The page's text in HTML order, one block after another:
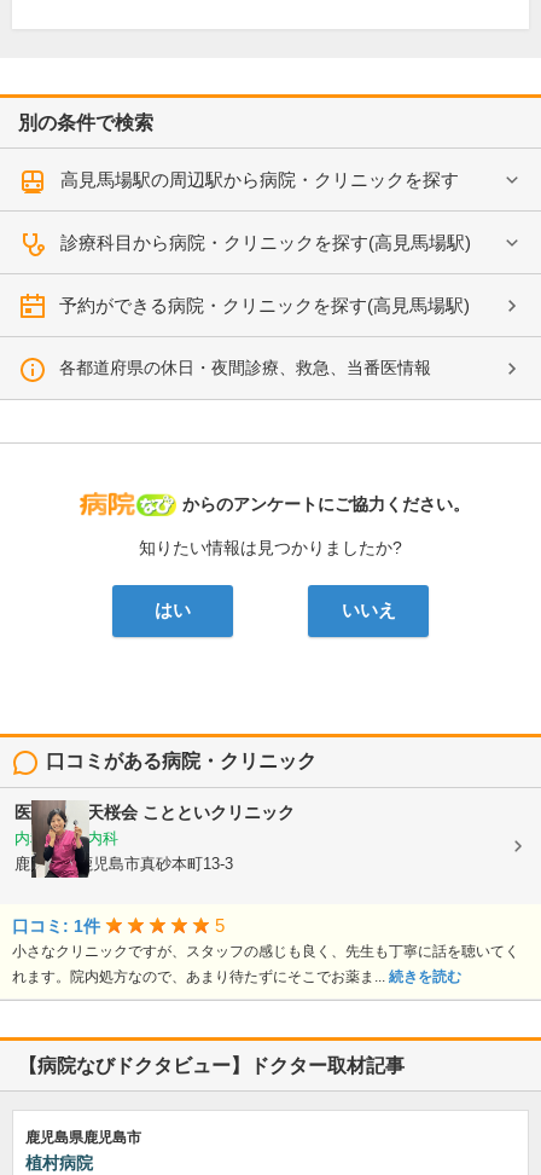
別の条件で検索
高見馬場駅の周辺駅から病院・クリニックを探す
診療科目から病院・クリニックを探す(高見馬場駅)
予約ができる病院・クリニックを探す(高見馬場駅)
各都道府県の休日・夜間診療、救急、当番医情報
病院なび
からのアンケートにご協力ください。
知りたい情報は見つかりましたか?
はい いいえ
口コミがある病院・クリニック
医療法人 天桜会 ことといクリニック
内科, 血液内科
鹿児島県鹿児島市真砂本町13-3
口コミ: 1件 5
小さなクリニックですが、スタッフの感じも良く、先生も丁寧に話を聴いてく
れます。院内処方なので、あまり待たずにそこでお薬ま... 続きを読む
【病院なびドクタビュー】ドクター取材記事
鹿児島県鹿児島市
植村病院